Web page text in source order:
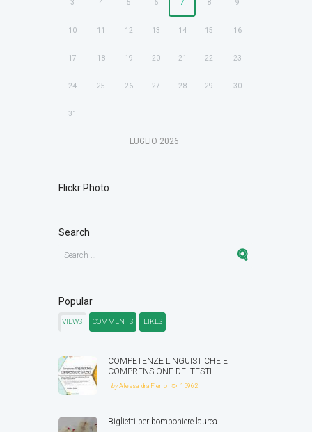
3 4 5 6 7 8 9
10 11 12 13 14 15 16
17 18 19 20 21 22 23
24 25 26 27 28 29 30
31
LUGLIO 2026
Flickr Photo
Search
Popular
VIEWS COMMENTS LIKES
COMPETENZE LINGUISTICHE E
COMPRENSIONE DEI TESTI
byAlessandra Fierro 15962
Biglietti per bomboniere laurea